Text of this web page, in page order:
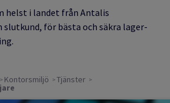
helst i landet från Antalis
för bästa och säkra lager-
Kontorsmiljö Tjänster